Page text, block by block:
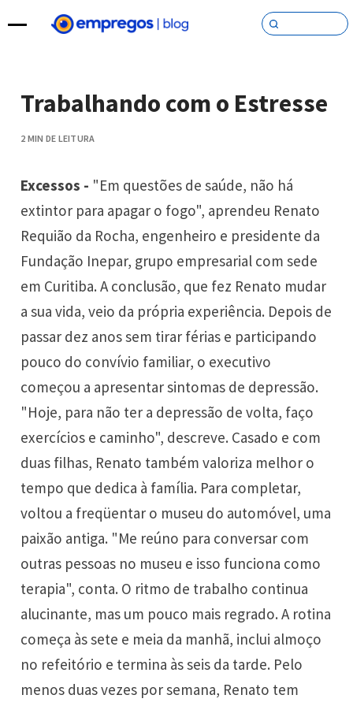
Pular para o conteúdo
Trabalhando com o Estresse
2 MIN DE LEITURA
Excessos - "Em questões de saúde, não há
extintor para apagar o fogo", aprendeu Renato
Requião da Rocha, engenheiro e presidente da
Fundação Inepar, grupo empresarial com sede
em Curitiba. A conclusão, que fez Renato mudar
a sua vida, veio da própria experiência. Depois de
passar dez anos sem tirar férias e participando
pouco do convívio familiar, o executivo
começou a apresentar sintomas de depressão.
"Hoje, para não ter a depressão de volta, faço
exercícios e caminho", descreve. Casado e com
duas filhas, Renato também valoriza melhor o
tempo que dedica à família. Para completar,
voltou a freqüentar o museu do automóvel, uma
paixão antiga. "Me reúno para conversar com
outras pessoas no museu e isso funciona como
terapia", conta. O ritmo de trabalho continua
alucinante, mas um pouco mais regrado. A rotina
começa às sete e meia da manhã, inclui almoço
no refeitório e termina às seis da tarde. Pelo
menos duas vezes por semana, Renato tem